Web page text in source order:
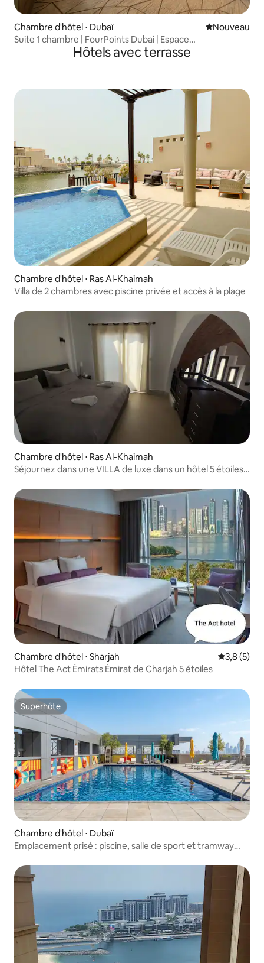
Chambre d'hôtel ⋅ Dubaï Nouvel
Nouveau
Suite 1 chambre | FourPoints Dubai | Espace
supplémentaireHôtels avec terrasse
Chambre d'hôtel ⋅ Ras Al-Khaimah
Villa de 2 chambres avec piscine privée et accès à la plage
Chambre d'hôtel ⋅ Ras Al-Khaimah
Séjournez dans une VILLA de luxe dans un hôtel 5 étoiles
Chambre d'hôtel ⋅ Sharjah Évaluation
3,8 (5)
Hôtel The Act Émirats Émirat de Charjah 5 étoiles
Superhôte
Superhôte
Chambre d'hôtel ⋅ Dubaï
Emplacement prisé : piscine, salle de sport et tramway